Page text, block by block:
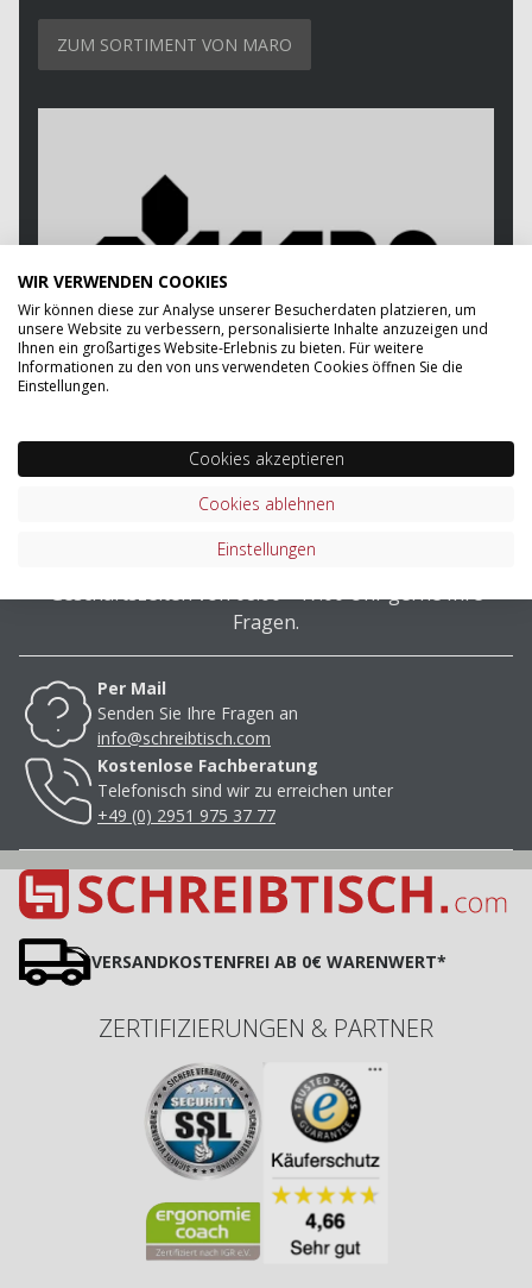
ZUM SORTIMENT VON MARO
WIE KÖNNEN WIR IHNEN HELFEN?
Unser Team beantwortet Ihnen während unserer
Geschäftszeiten von 08.00 - 17.00 Uhr gerne Ihre
Fragen.
Per Mail
Senden Sie Ihre Fragen an
info@schreibtisch.com
Kostenlose Fachberatung
Telefonisch sind wir zu erreichen unter
+49 (0) 2951 975 37 77
VERSANDKOSTENFREI AB 0€ WARENWERT*
ZERTIFIZIERUNGEN & PARTNER
WIR VERWENDEN COOKIES
Wir können diese zur Analyse unserer Besucherdaten platzieren, um
unsere Website zu verbessern, personalisierte Inhalte anzuzeigen und
Ihnen ein großartiges Website-Erlebnis zu bieten. Für weitere
Informationen zu den von uns verwendeten Cookies öffnen Sie die
Einstellungen.
Cookies akzeptieren
Cookies ablehnen
Einstellungen